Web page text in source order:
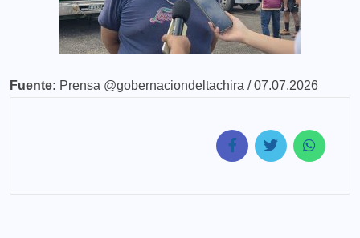
Fuente: Prensa @gobernaciondeltachira / 07.07.2026